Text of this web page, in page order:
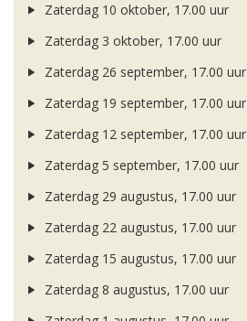
Zaterdag 10 oktober, 17.00 uur
Zaterdag 3 oktober, 17.00 uur
Zaterdag 26 september, 17.00 uur
Zaterdag 19 september, 17.00 uur
Zaterdag 12 september, 17.00 uur
Zaterdag 5 september, 17.00 uur
Zaterdag 29 augustus, 17.00 uur
Zaterdag 22 augustus, 17.00 uur
Zaterdag 15 augustus, 17.00 uur
Zaterdag 8 augustus, 17.00 uur